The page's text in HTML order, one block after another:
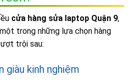
cửa hàng sửa laptop Quận 9,
trong những lựa chọn hàng
trội sau:
giàu kinh nghiệm